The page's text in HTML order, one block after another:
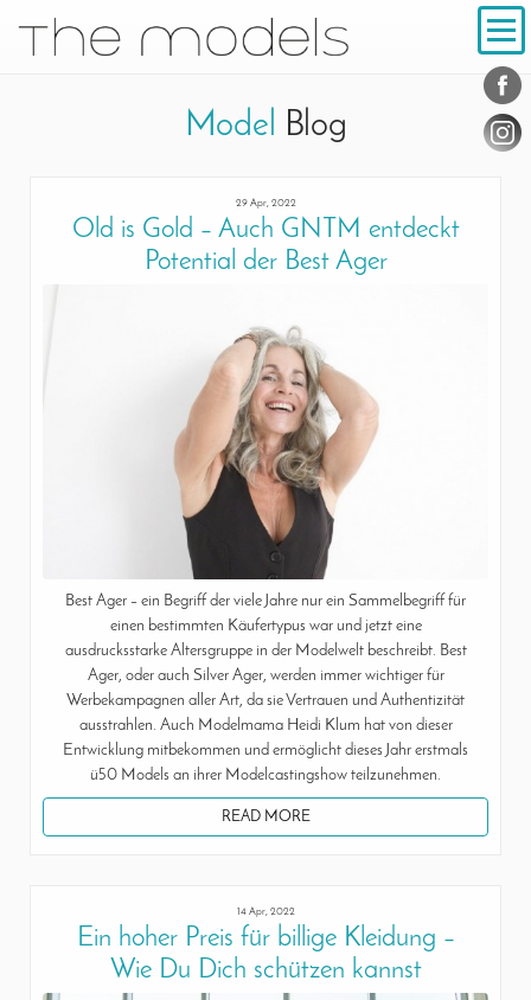
Navigation
Model Blog
29 Apr, 2022
Old is Gold – Auch GNTM entdeckt
Potential der Best Ager
Best Ager – ein Begriff der viele Jahre nur ein Sammelbegriff für
einen bestimmten Käufertypus war und jetzt eine
ausdrucksstarke Altersgruppe in der Modelwelt beschreibt. Best
Ager, oder auch Silver Ager, werden immer wichtiger für
Werbekampagnen aller Art, da sie Vertrauen und Authentizität
ausstrahlen. Auch Modelmama Heidi Klum hat von dieser
Entwicklung mitbekommen und ermöglicht dieses Jahr erstmals
ü50 Models an ihrer Modelcastingshow teilzunehmen.
READ MORE
14 Apr, 2022
Ein hoher Preis für billige Kleidung –
Wie Du Dich schützen kannst